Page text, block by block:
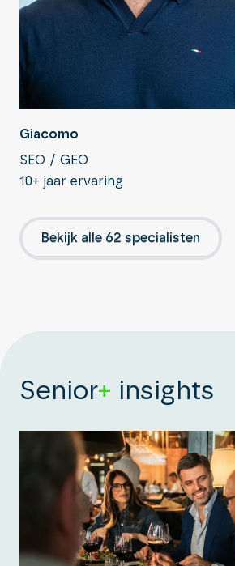
Giacomo
SEO / GEO
10+ jaar ervaring
Bekijk alle 62 specialisten
Senior+ insights